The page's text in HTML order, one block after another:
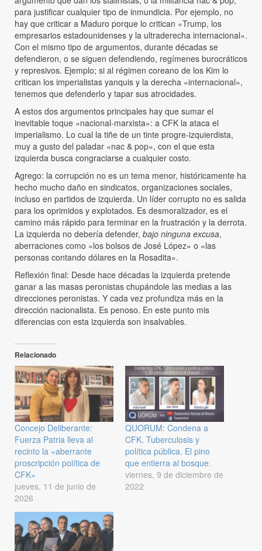
para justificar cualquier tipo de inmundicia. Por ejemplo, no
hay que criticar a Maduro porque lo critican «Trump, los
empresarios estadounidenses y la ultraderecha internacional».
Con el mismo tipo de argumentos, durante décadas se
defendieron, o se siguen defendiendo, regímenes burocráticos
y represivos. Ejemplo; si al régimen coreano de los Kim lo
critican los imperialistas yanquis y la derecha «internacional»,
tenemos que defenderlo y tapar sus atrocidades.
A estos dos argumentos principales hay que sumar el
inevitable toque «nacional-marxista»: a CFK la ataca el
imperialismo. Lo cual la tiñe de un tinte progre-izquierdista,
muy a gusto del paladar «nac & pop», con el que esta
izquierda busca congraciarse a cualquier costo.
Agrego: la corrupción no es un tema menor, históricamente ha
hecho mucho daño en sindicatos, organizaciones sociales,
incluso en partidos de izquierda. Un líder corrupto no es salida
para los oprimidos y explotados. Es desmoralizador, es el
camino más rápido para terminar en la frustración y la derrota.
La izquierda no debería defender, bajo ninguna excusa,
aberraciones como «los bolsos de José López» o «las
personas contando dólares en la Rosadita».
Reflexión final: Desde hace décadas la izquierda pretende
ganar a las masas peronistas chupándole las medias a las
direcciones peronistas. Y cada vez profundiza más en la
dirección nacionalista. Es penoso. En este punto mis
diferencias con esta izquierda son insalvables.
Relacionado
Concejo Deliberante:
Fuerza Patria lleva al
recinto la «aberrante
proscripción política de
CFK»
jueves, 11 de junio de
2026
QUORUM: Condena a
CFK. Tuberculosis y
política pública. El pino
que entierra al bosque.
viernes, 9 de diciembre de
2022